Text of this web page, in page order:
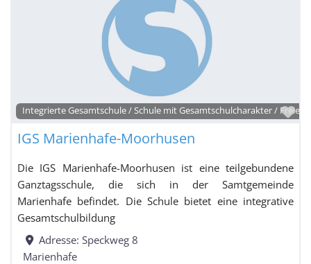
Integrierte Gesamtschule / Schule mit Gesamtschulcharakter / Freie
IGS Marienhafe-Moorhusen
Die IGS Marienhafe-Moorhusen ist eine teilgebundene
Ganztagsschule, die sich in der Samtgemeinde
Marienhafe befindet. Die Schule bietet eine integrative
Gesamtschulbildung
Adresse: Speckweg 8
Marienhafe